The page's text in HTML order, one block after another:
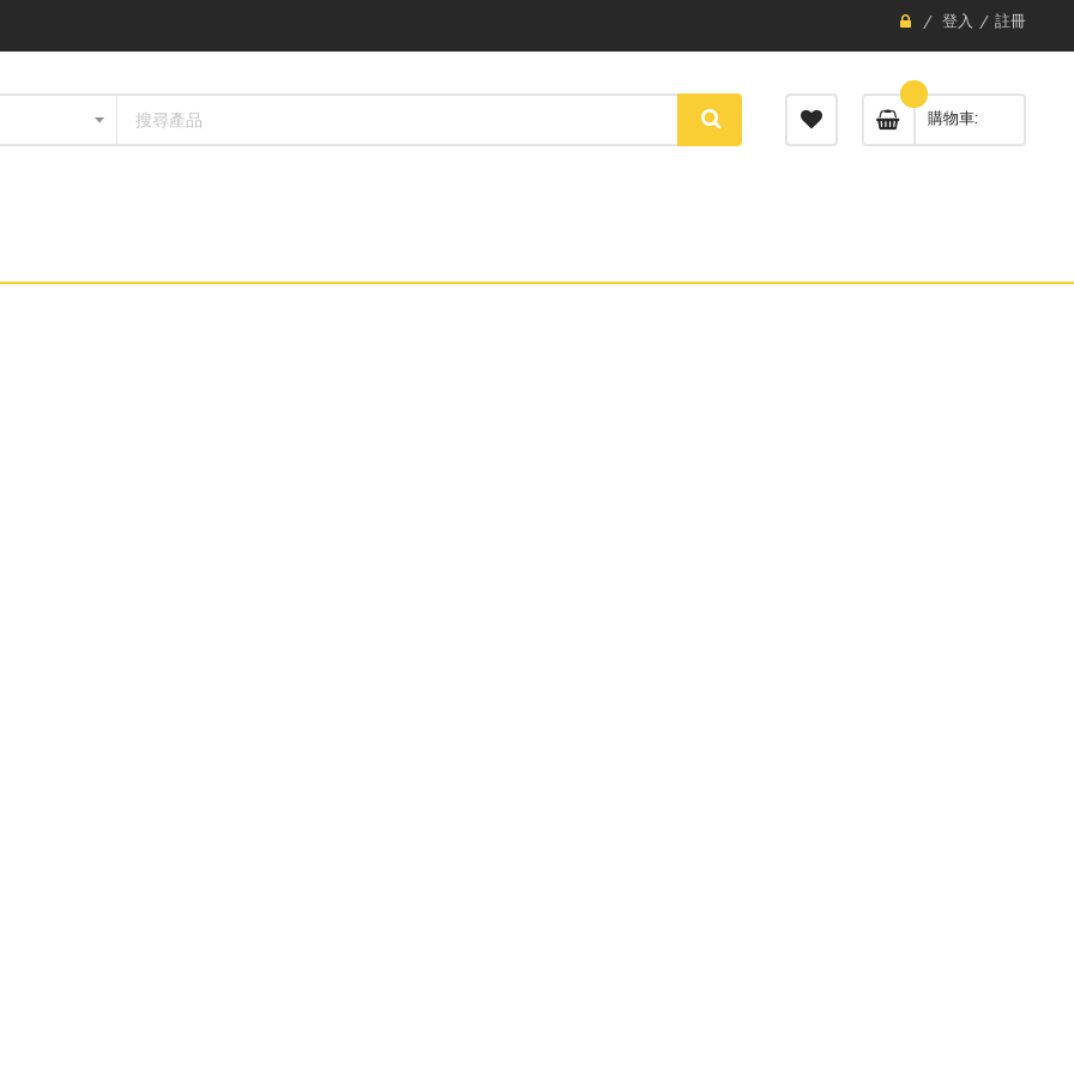
登入 註冊
購物車